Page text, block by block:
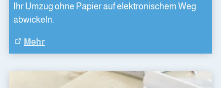
Ihr Umzug ohne Papier auf elektronischem Weg
abwickeln.
Mehr